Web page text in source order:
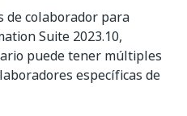
de colaborador para
Suite 2023.10,
puede tener múltiples
específicas de